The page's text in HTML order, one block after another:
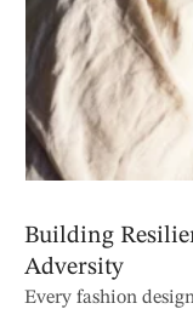
Building
Adversity
Every fashion